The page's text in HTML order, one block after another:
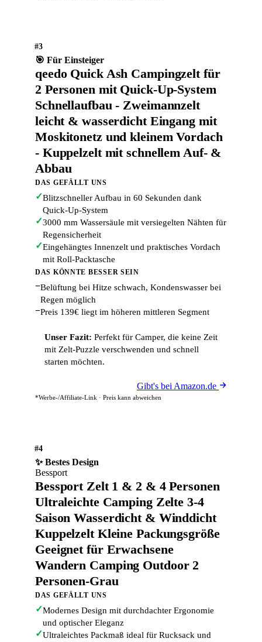
#3
🎯 Für Einsteiger
qeedo Quick Ash Campingzelt für
2 Personen mit Quick-Up-System
Schnellaufbau - Zweimannzelt
leicht & wasserdicht Eingang mit
Moskitonetz und kleinem Vordach
- Kuppelzelt mit schnellem Auf- &
Abbau
DAS GEFÄLLT UNS
✓Blitzschneller Aufbau in 60 Sekunden dank
Quick-Up-System
✓3000 mm Wassersäule mit versiegelten Nähten für
Regensicherheit
✓Eingehängtes Innenzelt und praktisches Vordach
mit Roll-Packtasche
DAS KÖNNTE BESSER SEIN
−Belüftung bei Hitze schwach, Kondenswasser bei
Regen möglich
−Preis 139€ liegt im höheren mittleren Segment
Unser Fazit: Perfekt für Camper, die keine Zeit
mit Zelt-Puzzle verschwenden und schnell
starten möchten.
Gibt's bei Amazon.de
*Werbe-/Affiliate-Link · Preis kann abweichen
#4
✨ Bestes Design
Bessport
Bessport Zelt 1 & 2 & 4 Personen
Ultraleichte Camping Zelte 3-4
Saison Wasserdicht & Winddicht
Kuppelzelt Kleine Packungsgröße
Geeignet für Erwachsene
Wandern Camping Outdoor 2
Personen-Grau
DAS GEFÄLLT UNS
✓Modernes Design mit durchdachter Ergonomie
und optischer Eleganz
✓Ultraleichtes Packmaß ideal für Rucksack und